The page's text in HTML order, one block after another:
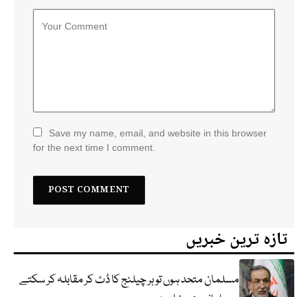
Save my name, email, and website in this browser
for the next time I comment.
تازہ ترین خبریں
مسلمان متحد ہوں تو ہر چیلنج کا ڈٹ کر مقابلہ کر سکتے